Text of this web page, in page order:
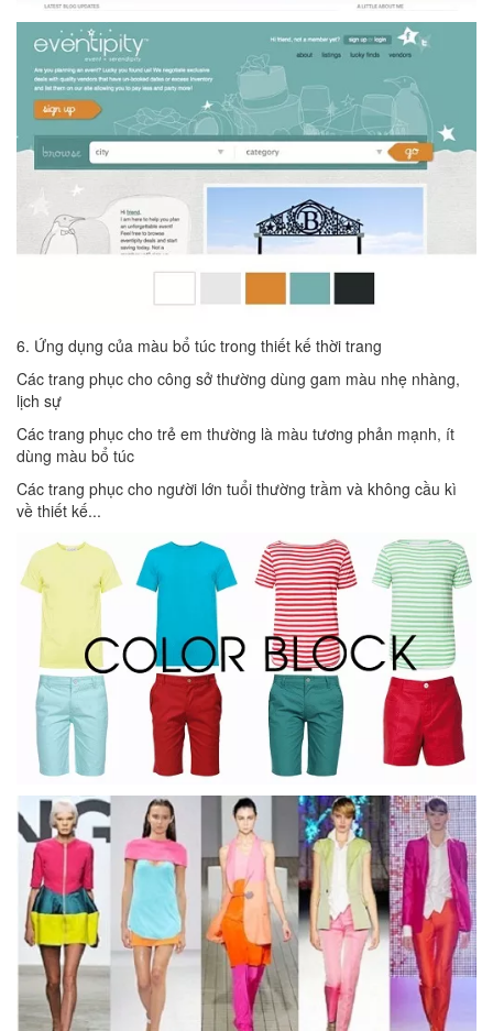
6. Ứng dụng của màu bổ túc trong thiết kế thời trang
Các trang phục cho công sở thường dùng gam màu nhẹ nhàng,
lịch sự
Các trang phục cho trẻ em thường là màu tương phản mạnh, ít
dùng màu bổ túc
Các trang phục cho người lớn tuổi thường trầm và không cầu kì
về thiết kế...